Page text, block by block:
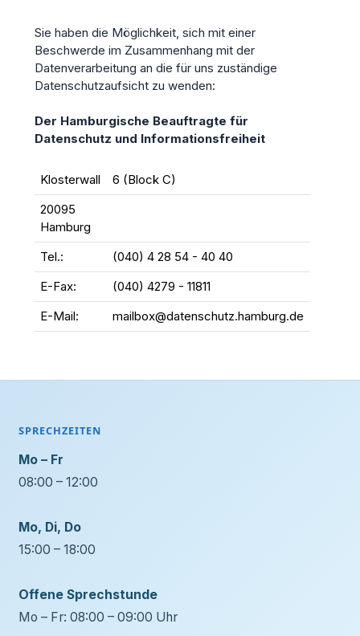
Sie haben die Möglichkeit, sich mit einer
Beschwerde im Zusammenhang mit der
Datenverarbeitung an die für uns zuständige
Datenschutzaufsicht zu wenden:
Der Hamburgische Beauftragte für
Datenschutz und Informationsfreiheit
Klosterwall
6 (Block C)
20095
Hamburg
Tel.:
(040) 4 28 54 - 40 40
E-Fax:
(040) 4279 - 11811
E-Mail:
mailbox@datenschutz.hamburg.de
SPRECHZEITEN
Mo – Fr
08:00 – 12:00
Mo, Di, Do
15:00 – 18:00
Offene Sprechstunde
Mo – Fr: 08:00 – 09:00 Uhr